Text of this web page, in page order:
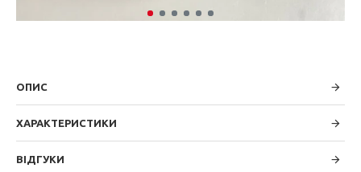
ОПИС
ХАРАКТЕРИСТИКИ
ВІДГУКИ